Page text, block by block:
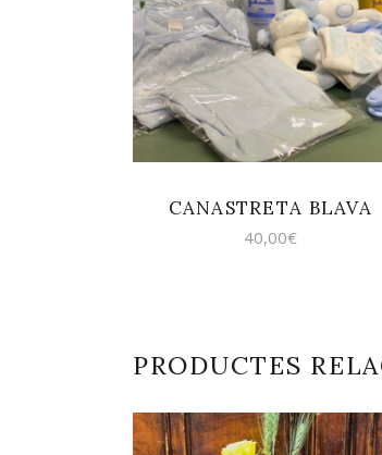
AFEGEIX A LA
CISTELLA
CANASTRETA BLAVA
40,00€
PRODUCTES